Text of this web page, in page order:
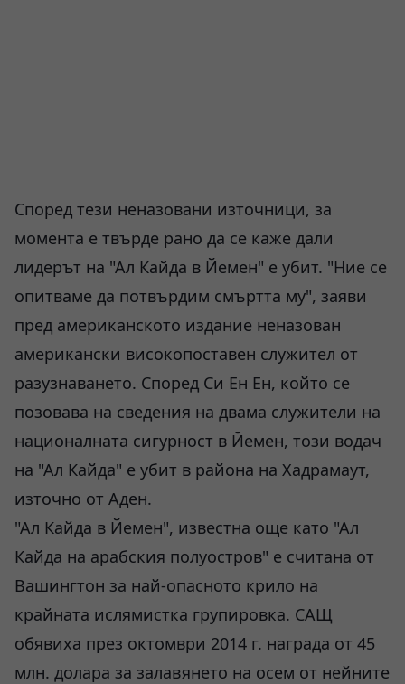
Според тези неназовани източници, за
момента е твърде рано да се каже дали
лидерът на "Ал Кайда в Йемен" е убит. "Ние се
опитваме да потвърдим смъртта му", заяви
пред американското издание неназован
американски високопоставен служител от
разузнаването. Според Си Ен Ен, който се
позовава на сведения на двама служители на
националната сигурност в Йемен, този водач
на "Ал Кайда" е убит в района на Хадрамаут,
източно от Аден.
"Ал Кайда в Йемен", известна още като "Ал
Кайда на арабския полуостров" е считана от
Вашингтон за най-опасното крило на
крайната ислямистка групировка. САЩ
обявиха през октомври 2014 г. награда от 45
млн. долара за залавянето на осем от нейните